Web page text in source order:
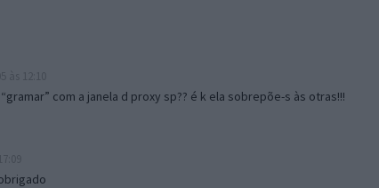
com a janela d proxy sp?? é k ela sobrepõe-s às otras!!!